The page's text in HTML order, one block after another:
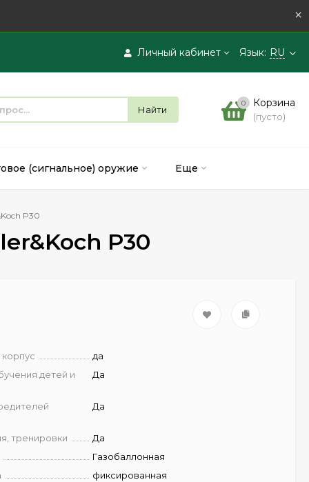
×
Личный кабинет
Вход
Регистрация
Язык: RU
Найти
0 Корзина
(пусто)
(сигнальное) оружие Еще
P30
P30
да
детей и
Да
Да
тренировки
Да
Газобаллонная
фиксированная